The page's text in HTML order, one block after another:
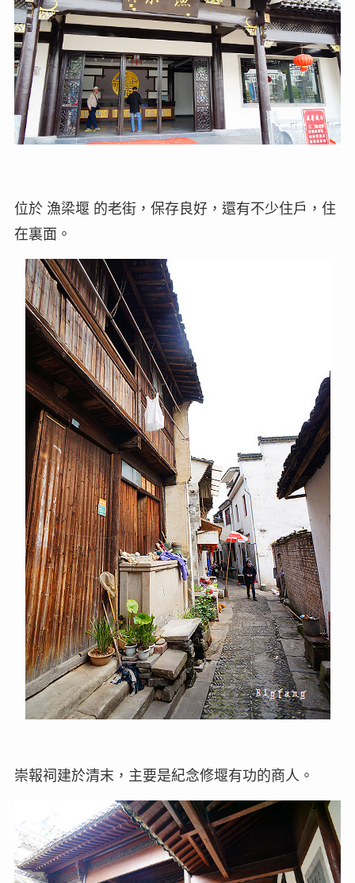
位於 漁梁堰 的老街，保存良好，還有不少住戶，住
在裏面。
崇報祠建於清末，主要是紀念修堰有功的商人。